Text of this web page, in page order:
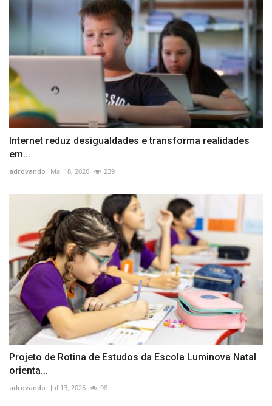
Internet reduz desigualdades e transforma realidades
em...
adrovando Mai 18, 2026 239
Projeto de Rotina de Estudos da Escola Luminova Natal
orienta...
adrovando Jul 13, 2026 98